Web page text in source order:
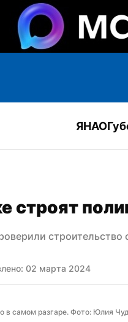
ЯНАО
строят
строительство
02 марта 2024
в самом разгаре. Фото: Юлия